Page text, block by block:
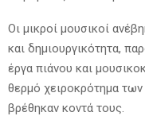
Οι μικροί μουσικοί
και δημιουργικότητα,
έργα πιάνου και
θερμό χειροκρότημα
βρέθηκαν κοντά τους.